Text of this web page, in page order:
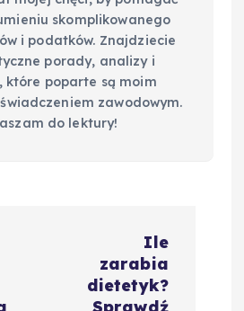
skomplikowanego
i podatków. Znajdziecie
porady, analizy i
które poparte są moim
zawodowym.
do lektury!
Ile
zarabia
dietetyk?
Sprawdź